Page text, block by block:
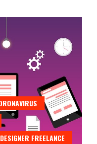
FREELANCE